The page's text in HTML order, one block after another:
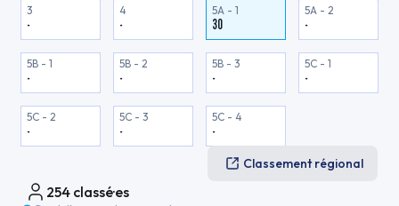
3
-
4
-
5A - 1
30
5A - 2
-
5B - 1
-
5B - 2
-
5B - 3
-
5C - 1
-
5C - 2
-
5C - 3
-
5C - 4
-
Classement régional
254 classé·es